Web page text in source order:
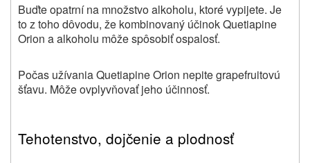
Buďte opatrní na množstvo alkoholu, ktoré vypijete. Je
to z toho dôvodu, že kombinovaný účinokQuetiapine
Orion aalkoholu môže spôsobiť ospalosť.
Počas užívaniaQuetiapine Orion nepite grapefruitovú
šťavu. Môže ovplyvňovať jeho účinnosť.
Tehotenstvo, dojčenie a plodnosť